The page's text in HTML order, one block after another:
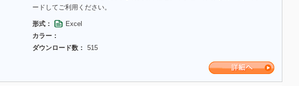
ードしてご利用ください。
形式：
Excel
カラー：
ダウンロード数：
515